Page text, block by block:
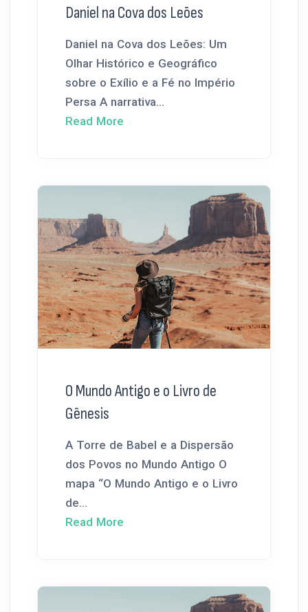
Daniel na Cova dos Leões
Daniel na Cova dos Leões: Um
Olhar Histórico e Geográfico
sobre o Exílio e a Fé no Império
Persa A narrativa...
Read More
O Mundo Antigo e o Livro de
Gênesis
A Torre de Babel e a Dispersão
dos Povos no Mundo Antigo O
mapa “O Mundo Antigo e o Livro
de...
Read More